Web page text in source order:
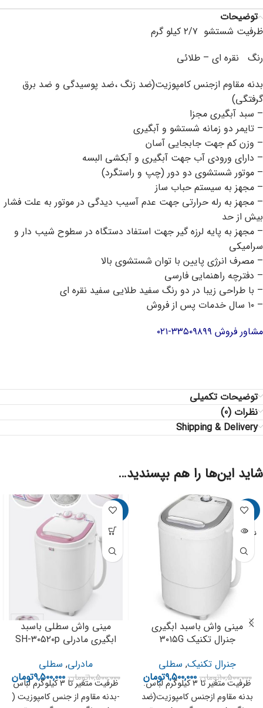
توضیحات
ظرفیت شستشو ۲/۷ کیلو گرم
رنگ نقره ای – طلائی
بدنه مقاوم ازجنس کامپوزیت(ضد زنگ ،ضد پوسیدگی و ضد برق
گرفتگی)
– سبد آبگیری مجزا
– تایمر دو زمانه شستشو و آبگیری
– وزن کم جهت جابجایی آسان
– دارای ورودی آب جهت آبگیری و آبکشی البسه
– موتور شستشوی دو دور (چپ و راستگرد)
– مجهز به سیستم حباب ساز
– مجهز به رله حرارتی جهت عدم آسیب دیدگی در موتور به علت فشار
بیش از حد
– مجهز به پایه لرزه گیر جهت استفاد دستگاه در سطوح شیب دار و
سرامیکی
– مصرف انرژی پایین با توان شستشوی بالا
– دفترچه راهنمایی فارسی
– با طراحی زیبا در دو رنگ سفید طلایی سفید نقره ای
– ۱۰ سال خدمات پس از فروش
مشاور فروش ۳۳۵۰۹۸۹۹-۰۲۱
توضیحات تکمیلی
نظرات (0)
Shipping & Delivery
شاید این‌ها را هم بپسندید…
-10%
ناموجود
مینی واش باسبد ابگیری
جنرال تکنیک ۳۰۱۵G
جنرال تکنیک, سطلی
۱۰,۵۰۰,۰۰۰تومان ۹,۵۰۰,۰۰۰تومان
ظرفیت متغیر تا ۳ کیلوگرم لباس.
بدنه مقاوم ازجنس کامپوزیت(ضد
-10%
مینی واش سطلی باسبد
ابگیری مادرلی SH-۳۰۵۲۰p
مادرلی, سطلی
۱۰,۵۰۰,۰۰۰تومان ۹,۵۰۰,۰۰۰تومان
ظرفیت متغیر تا 3 کیلوگرم لباس
-بدنه مقاوم از جنس کامپوزیت (